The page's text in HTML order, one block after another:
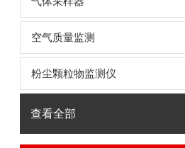
空气质量监测
粉尘颗粒物监测仪
查看全部